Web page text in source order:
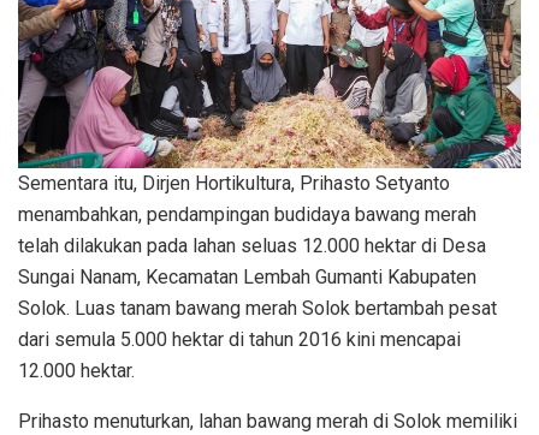
Sementara itu, Dirjen Hortikultura, Prihasto Setyanto
menambahkan, pendampingan budidaya bawang merah
telah dilakukan pada lahan seluas 12.000 hektar di Desa
Sungai Nanam, Kecamatan Lembah Gumanti Kabupaten
Solok. Luas tanam bawang merah Solok bertambah pesat
dari semula 5.000 hektar di tahun 2016 kini mencapai
12.000 hektar.
Prihasto menuturkan, lahan bawang merah di Solok memiliki